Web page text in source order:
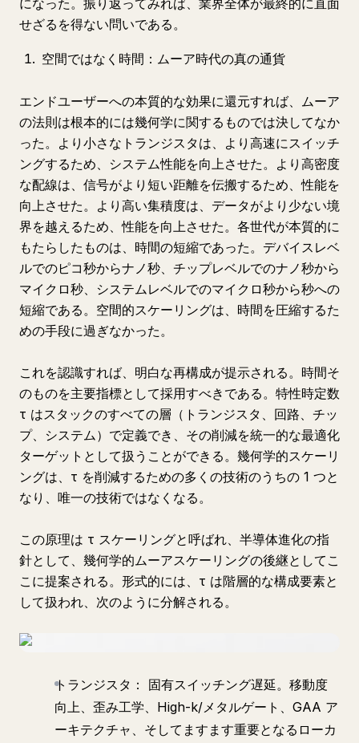
になった。振り返ってみれば、業界全体が最終的に直面
せざるを得ない問いである。
空間ではなく時間：ムーア時代の真の通貨
エンドユーザーへの本質的な効果に還元すれば、ムーア
の法則は根本的には幾何学に関するものでは決してなか
った。より小さなトランジスタは、より高速にスイッチ
ングするため、システム性能を向上させた。より高密度
な配線は、信号がより短い距離を伝搬するため、性能を
向上させた。より高い集積度は、データがより少ない境
界を越えるため、性能を向上させた。各世代が本質的に
もたらしたものは、時間の短縮であった。デバイスレベ
ルでのピコ秒からナノ秒、チップレベルでのナノ秒から
マイクロ秒、システムレベルでのマイクロ秒から秒への
短縮である。空間的スケーリングは、時間を圧縮するた
めの手段に過ぎなかった。
これを認識すれば、明白な再構成が提示される。時間そ
のものを主要指標として採用すべきである。特性時定数
τ はスタックのすべての層（トランジスタ、回路、チッ
プ、システム）で定義でき、その削減を統一的な最適化
ターゲットとして扱うことができる。幾何学的スケーリ
ングは、τ を削減するための多くの技術のうちの 1 つと
なり、唯一の技術ではなくなる。
この原理は τ スケーリングと呼ばれ、半導体進化の指
針として、幾何学的ムーアスケーリングの後継としてこ
こに提案される。形式的には、τ は階層的な構成要素と
して扱われ、次のように分解される。
トランジスタ： 固有スイッチング遅延。移動度
向上、歪み工学、High-k/メタルゲート、GAA ア
ーキテクチャ、そしてますます重要となるローカ